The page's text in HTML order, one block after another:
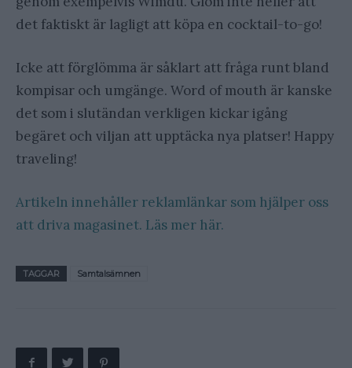
det faktiskt är lagligt att köpa en cocktail­-to-­go!
Icke att förglömma är såklart att fråga runt bland
kompisar och umgänge. Word of mouth är kanske
det som i slutändan verkligen kickar igång
begäret och viljan att upptäcka nya platser! Happy
traveling!
Artikeln innehåller reklamlänkar som hjälper oss
att driva magasinet. Läs mer här.
TAGGAR Samtalsämnen